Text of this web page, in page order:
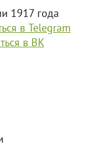
1917 года
в Telegram
в ВК